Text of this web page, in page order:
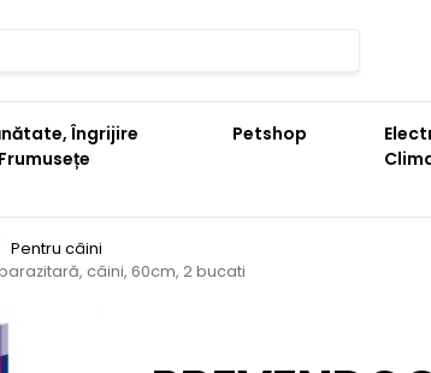
Îngrijire
Petshop
Pentru câini
câini, 60cm, 2 bucati